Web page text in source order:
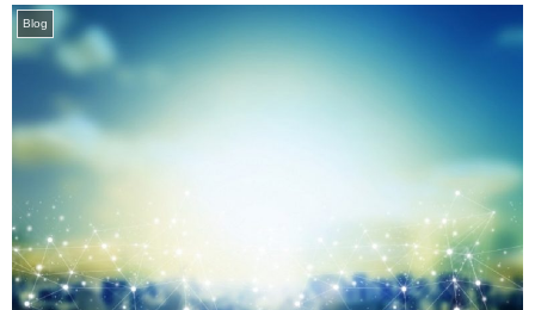
Blog